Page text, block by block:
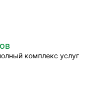
комплекс услуг